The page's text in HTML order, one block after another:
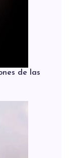
de las